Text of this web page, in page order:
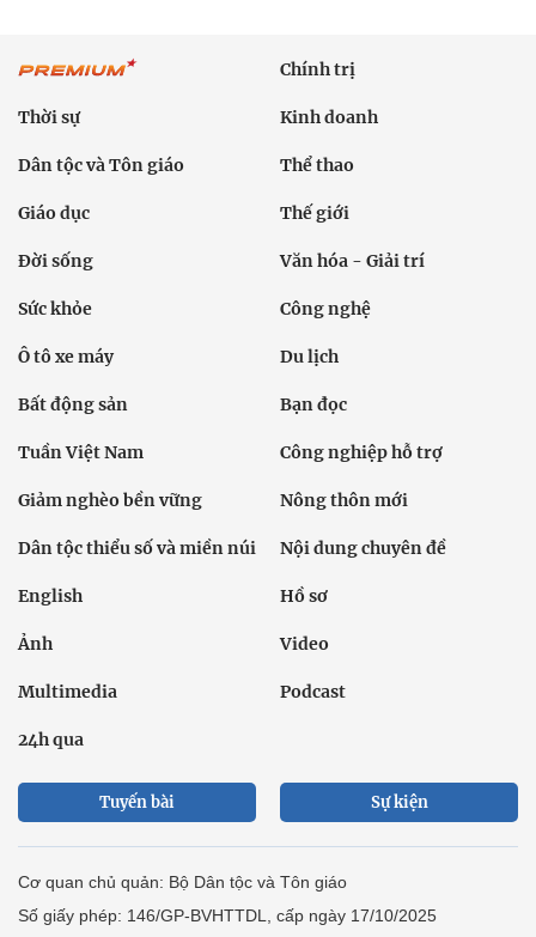
Chính trị
Thời sự Kinh doanh
Dân tộc và Tôn giáo Thể thao
Giáo dục Thế giới
Đời sống Văn hóa - Giải trí
Sức khỏe Công nghệ
Ô tô xe máy Du lịch
Bất động sản Bạn đọc
Tuần Việt Nam Công nghiệp hỗ trợ
Giảm nghèo bền vững Nông thôn mới
Dân tộc thiểu số và miền núi Nội dung chuyên đề
English Hồ sơ
Ảnh Video
Multimedia Podcast
24h qua
Tuyến bài Sự kiện
Cơ quan chủ quản: Bộ Dân tộc và Tôn giáo
Số giấy phép: 146/GP-BVHTTDL, cấp ngày 17/10/2025